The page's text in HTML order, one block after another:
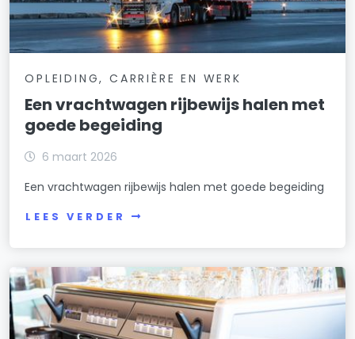
OPLEIDING, CARRIÈRE EN WERK
Een vrachtwagen rijbewijs halen met
goede begeiding
6 maart 2026
Een vrachtwagen rijbewijs halen met goede begeiding
LEES VERDER